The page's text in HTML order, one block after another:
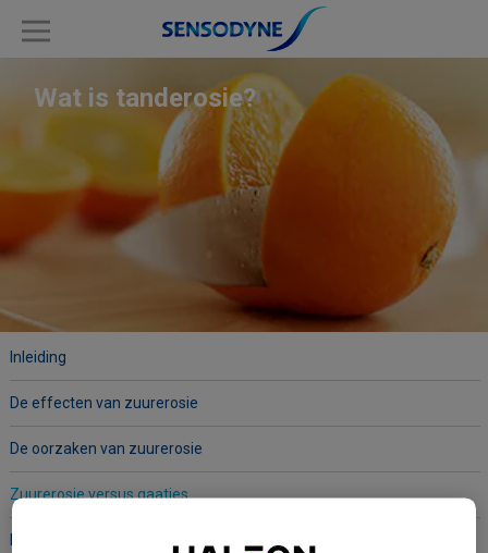
Wat is tanderosie?
Inleiding
De effecten van zuurerosie
De oorzaken van zuurerosie
Zuurerosie versus gaatjes
Hoe voorkomt u zuurerosie